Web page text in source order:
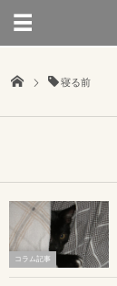
寝る前
コラム記事